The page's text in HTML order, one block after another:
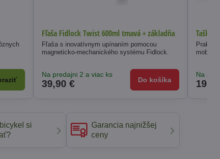
Fľaša Fidlock Twist 600ml tmavá + základňa
Fľaša s inovatívnym upínaním pomocou
magneticko-mechanického systému Fidlock.
Na predajni 2 a viac ks
39,90 € Do košíka
Taška
Praktická,
mobil a
Na
si
Garancia najnižšej
ceny